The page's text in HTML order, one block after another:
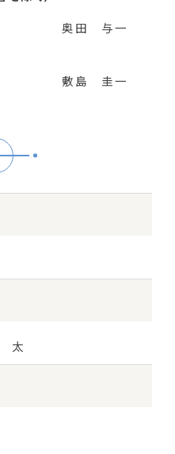
奥田 与一
敷島 圭一
太